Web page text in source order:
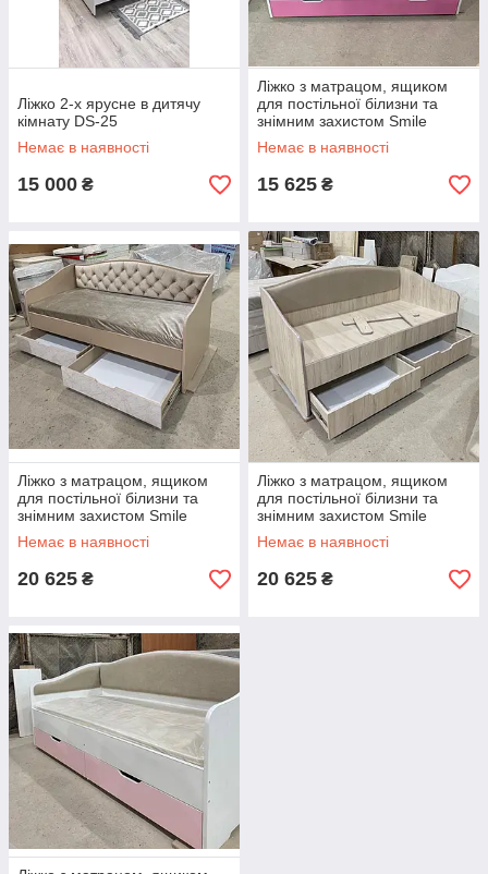
Ліжко 2-х ярусне в дитячу
кімнату DS-25
Немає в наявності
15 000 ₴
Ліжко з матрацом, ящиком
для постільної білизни та
знімним захистом Smile
Немає в наявності
15 625 ₴
Ліжко з матрацом, ящиком
для постільної білизни та
знімним захистом Smile
Dream 3
Немає в наявності
20 625 ₴
Ліжко з матрацом, ящиком
для постільної білизни та
знімним захистом Smile
Dream 2
Немає в наявності
20 625 ₴